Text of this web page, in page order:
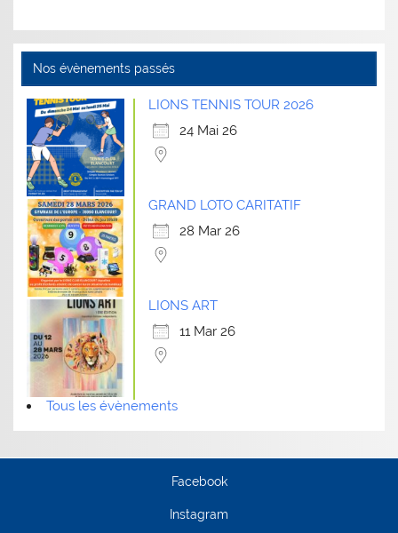
Nos évènements passés
LIONS TENNIS TOUR 2026
24 Mai 26
GRAND LOTO CARITATIF
28 Mar 26
LIONS ART
11 Mar 26
Tous les évènements
Facebook
Instagram